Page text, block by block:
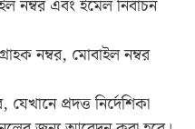
নম্বর এবং ইমেল নির্বাচন
নম্বর, মোবাইল নম্বর
প্রদত্ত নির্দেশিকা